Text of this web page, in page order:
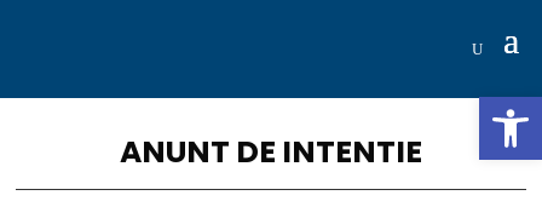
ANUNT DE INTENTIE